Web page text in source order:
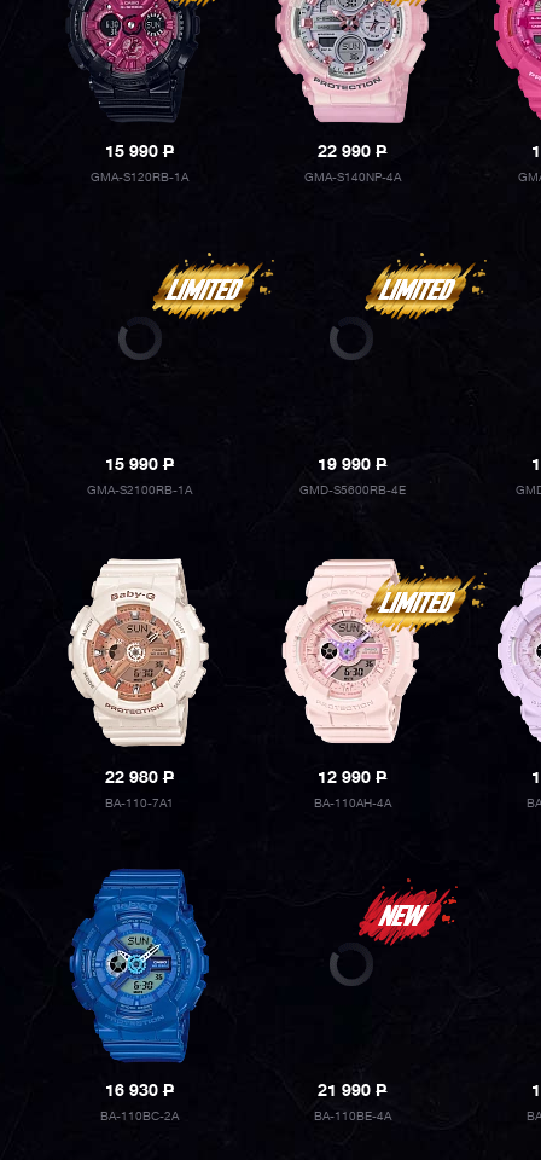
15 990P
GMA-S120RB-1A
22 990P
GMA-S140NP-4A
15 990P
GMA-S2100RB-1A
19 990P
GMD-S5600RB-4E
22 980P
BA-110-7A1
12 990P
BA-110AH-4A
16 930P
BA-110BC-2A
21 990P
BA-110BE-4A